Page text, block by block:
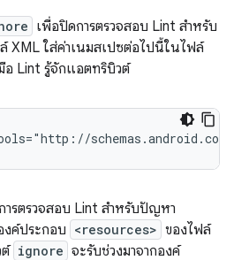
เพื่อปิดการตรวจสอบ Lint สำหรับ
XML ใส่ค่าเนมสเปซต่อไปนี้ในไฟล์
อ Lint รู้จักแอตทริบิวต์
รตรวจสอบ Lint สำหรับปัญหา
ค์ประกอบ <resources> ของไฟล์
ต์ ignore จะรับช่วงมาจากองค์